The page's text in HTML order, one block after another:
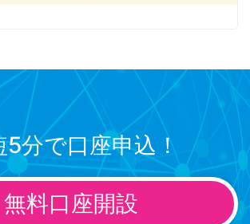
5分で口座申込！
無料口座開設